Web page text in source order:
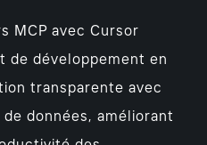
MCP avec Cursor
de développement en
transparente avec
données, améliorant